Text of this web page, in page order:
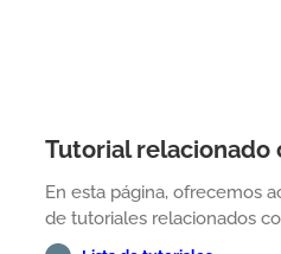
Tutorial relacionado
En esta página, ofrecemos
de tutoriales relacionados